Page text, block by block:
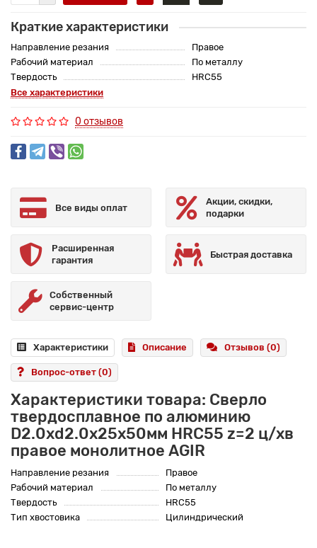
Краткие характеристики
Направление резания
Правое
Рабочий материал
По металлу
Твердость
HRC55
Все характеристики
0 отзывов
Все виды оплат
Акции, скидки,
подарки
Расширенная
гарантия
Быстрая доставка
Собственный
сервис-центр
Характеристики Описание Отзывов (0)
Вопрос-ответ (0)
Характеристики товара: Сверло
твердосплавное по алюминию
D2.0xd2.0х25х50мм HRC55 z=2 ц/хв
правое монолитное AGIR
Направление резания
Правое
Рабочий материал
По металлу
Твердость
HRC55
Тип хвостовика
Цилиндрический